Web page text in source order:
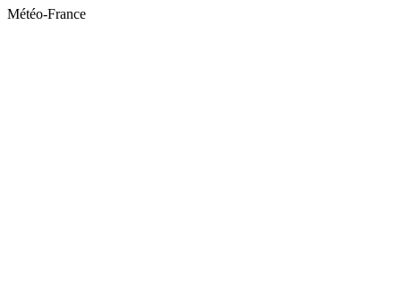
Météo-France